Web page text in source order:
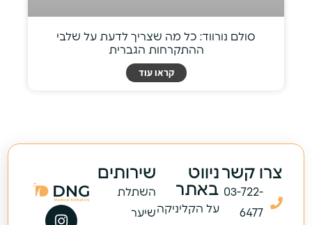
סולם נורווד: כל מה שצריך לדעת על שלבי
ההתקרחות הגברית
קראו עוד
צרו קשר
03-722-
6477
ניווט
באתר
על הקליניקה
שירותים
השתלת
שיער